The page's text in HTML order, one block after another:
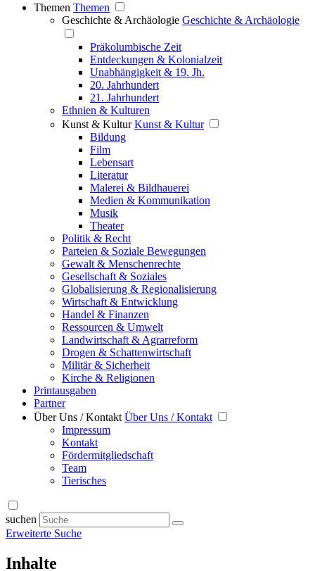
Themen Themen
Geschichte & Archäologie Geschichte & Archäologie
Präkolumbische Zeit
Entdeckungen & Kolonialzeit
Unabhängigkeit & 19. Jh.
20. Jahrhundert
21. Jahrhundert
Ethnien & Kulturen
Kunst & Kultur Kunst & Kultur
Bildung
Film
Lebensart
Literatur
Malerei & Bildhauerei
Medien & Kommunikation
Musik
Theater
Politik & Recht
Parteien & Soziale Bewegungen
Gewalt & Menschenrechte
Gesellschaft & Soziales
Globalisierung & Regionalisierung
Wirtschaft & Entwicklung
Handel & Finanzen
Ressourcen & Umwelt
Landwirtschaft & Agrarreform
Drogen & Schattenwirtschaft
Militär & Sicherheit
Kirche & Religionen
Printausgaben
Partner
Über Uns / Kontakt Über Uns / Kontakt
Impressum
Kontakt
Fördermitgliedschaft
Team
Tierisches
suchen
Erweiterte Suche
Inhalte